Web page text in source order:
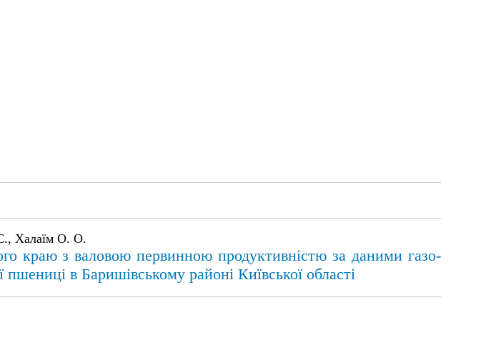
Халаїм О. О.
краю з валовою первинною продуктивністю за даними газо-
в Баришівському районі Київської області